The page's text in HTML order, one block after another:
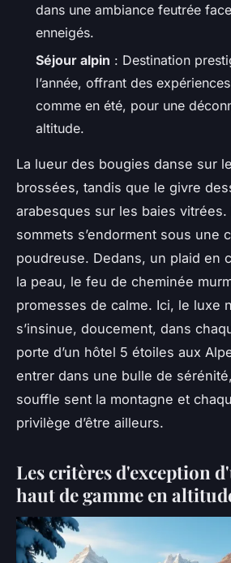
dans une ambiance feutrée
enneigés.
Séjour alpin : Destination
l’année, offrant des
comme en été, pour une
altitude.
La lueur des bougies danse sur
brossées, tandis que le givre
arabesques sur les baies vitrées.
sommets s’endorment sous une
poudreuse. Dedans, un plaid en
la peau, le feu de cheminée
promesses de calme. Ici, le luxe
s’insinue, doucement, dans
porte d’un hôtel 5 étoiles aux
entrer dans une bulle de
souffle sent la montagne et
privilège d’être ailleurs.
Les critères d'exception
haut de gamme en